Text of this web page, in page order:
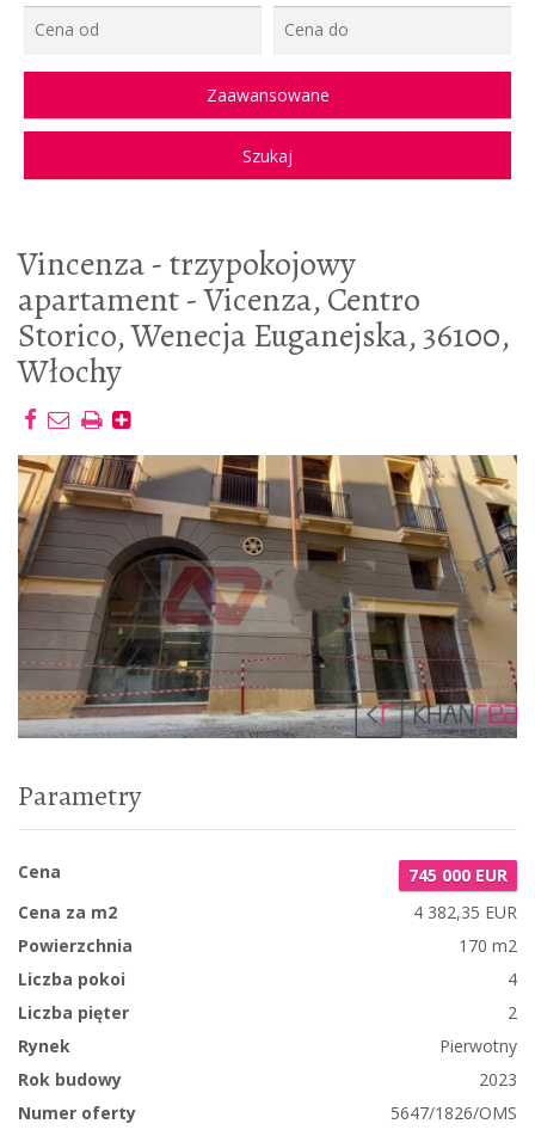
Vincenza - trzypokojowy
apartament - Vicenza, Centro
Storico, Wenecja Euganejska, 36100,
Włochy
Parametry
Cena
745 000 EUR
Cena za m2
4 382,35 EUR
Powierzchnia
170 m2
Liczba pokoi
4
Liczba pięter
2
Rynek
Pierwotny
Rok budowy
2023
Numer oferty
5647/1826/OMS